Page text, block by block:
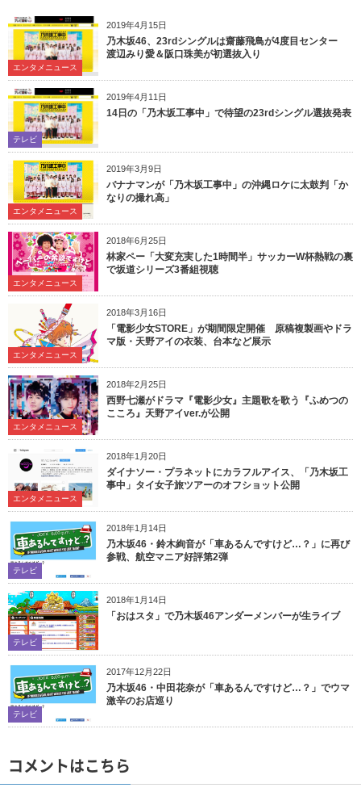
2019年4月15日
エンタメニュース
乃木坂46、23rdシングルは齋藤飛鳥が4度目センター
渡辺みり愛＆阪口珠美が初選抜入り
2019年4月11日
テレビ
14日の「乃木坂工事中」で待望の23rdシングル選抜発表
2019年3月9日
エンタメニュース
バナナマンが「乃木坂工事中」の沖縄ロケに太鼓判「か
なりの撮れ高」
2018年6月25日
エンタメニュース
林家ペー「大変充実した1時間半」サッカーW杯熱戦の裏
で坂道シリーズ3番組視聴
2018年3月16日
エンタメニュース
「電影少女STORE」が期間限定開催 原稿複製画やドラ
マ版・天野アイの衣装、台本など展示
2018年2月25日
エンタメニュース
西野七瀬がドラマ『電影少女』主題歌を歌う『ふめつの
こころ』天野アイver.が公開
2018年1月20日
エンタメニュース
ダイナソー・プラネットにカラフルアイス、「乃木坂工
事中」タイ女子旅ツアーのオフショット公開
2018年1月14日
テレビ
乃木坂46・鈴木絢音が「車あるんですけど…？」に再び
参戦、航空マニア好評第2弾
2018年1月14日
テレビ
「おはスタ」で乃木坂46アンダーメンバーが生ライブ
2017年12月22日
テレビ
乃木坂46・中田花奈が「車あるんですけど…？」でウマ
激辛のお店巡り
コメントはこちら